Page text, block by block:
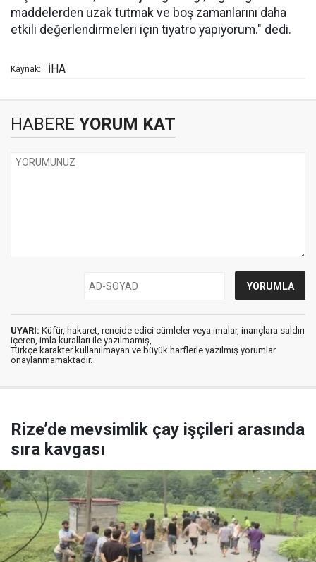
maddelerden uzak tutmak ve boş zamanlarını daha
etkili değerlendirmeleri için tiyatro yapıyorum." dedi.
Kaynak: İHA
HABERE YORUM KAT
UYARI: Küfür, hakaret, rencide edici cümleler veya imalar, inançlara saldırı
içeren, imla kuralları ile yazılmamış,
Türkçe karakter kullanılmayan ve büyük harflerle yazılmış yorumlar
onaylanmamaktadır.
Rize’de mevsimlik çay işçileri arasında
sıra kavgası